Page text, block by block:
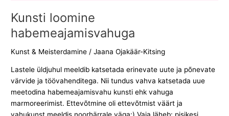
Kunsti loomine
habemeajamisvahuga
Kunst & Meisterdamine /Jaana Ojakäär-Kitsing
Lastele üldjuhul meeldib katsetada erinevate uute ja põnevate
värvide ja töövahenditega. Nii tundus vahva katsetada uue
meetodina habemeajamisvahu kunsti ehk vahuga
marmoreerimist. Ettevõtmine oli ettevõtmist väärt ja